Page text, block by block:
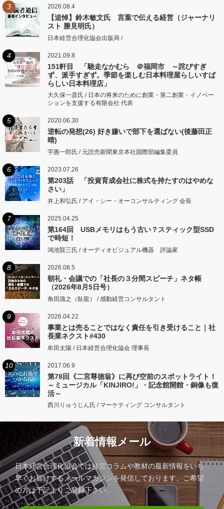
3 2026.08.4
【追悼】鈴木敏文氏 言葉で伝える経営（ジャーナリ
スト 勝見明氏）
日本経営合理化協会出版局 /
4 2021.09.8
151軒目 「馳走なかむら ＠福岡市 ～詫びすぎ
ず、派手すぎず。季節を楽しむ日本料理屋らしいすば
らしい日本料理店」
大久保一彦氏 / 日本の将来のために創業・第二創業・イノベー
ションを支援する有限会社 代表
5 2020.06.30
逆転の発想(26) 好き嫌いで部下を選ばない(後藤田正
晴)
宇惠一郎氏 / 元読売新聞東京本社国際部編集委員
6 2023.07.26
第203話 「投資育成会社に株式を持たすのはやめな
さい」
井上和弘氏 / アイ・シー・オーコンサルティング 会長
7 2025.04.25
第164回 USBメモリはもう古い？スティック型SSD
で時短！
鴻池賢三氏 / オーディオビジュアル機器 評論家
8 2026.08.5
朝礼・会議での「社長の３分間スピーチ」ネタ帳
（2026年8月5日号）
角田識之（臥龍） / 感動経営コンサルタント
9 2026.04.22
事業とは売ることではなく責任を引き受けること｜社
長業ネクスト#430
牟田太陽 / 日本経営合理化協会 理事長
10 2017.06.9
第78回《二宮尊徳翁》に再び空前のスポットライト！
～ミュージカル「KINJIRO!」・記念館開館・銅像も復
活～
西川りゅうじん氏 / マーケティング コンサルタント
新着情報メール
日本経営合理化協会では経営コラムや教材の最新情報をいち
早くお届けするメールマガジンを発信しております。ご希望
の方は下記よりご登録下さい。